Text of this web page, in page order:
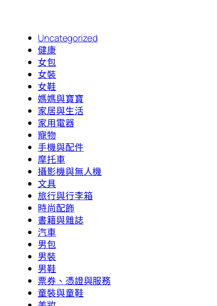
Uncategorized
健康
女包
女裝
女鞋
媽媽與寶寶
家居與生活
家用電器
寵物
手機與配件
摩托車
攝影機與無人機
文具
旅行與行李箱
時尚配飾
書籍與雜誌
汽車
男包
男裝
男鞋
票券、憑證與服務
童裝與童鞋